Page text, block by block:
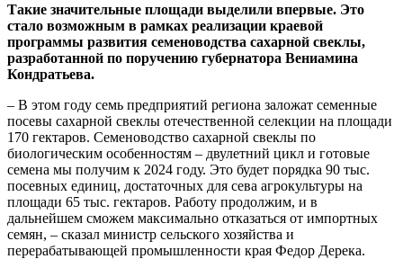
Такие значительные площади выделили впервые. Это
стало возможным в рамках реализации краевой
программы развития семеноводства сахарной свеклы,
разработанной по поручению губернатора Вениамина
Кондратьева.
– В этом году семь предприятий региона заложат семенные
посевы сахарной свеклы отечественной селекции на площади
170 гектаров. Семеноводство сахарной свеклы по
биологическим особенностям – двулетний цикл и готовые
семена мы получим к 2024 году. Это будет порядка 90 тыс.
посевных единиц, достаточных для сева агрокультуры на
площади 65 тыс. гектаров. Работу продолжим, и в
дальнейшем сможем максимально отказаться от импортных
семян, – сказал министр сельского хозяйства и
перерабатывающей промышленности края Федор Дерека.